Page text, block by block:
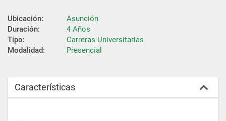
Ubicación:
Asunción
Duración:
4 Años
Tipo:
Carreras Universitarias
Modalidad:
Presencial
Características